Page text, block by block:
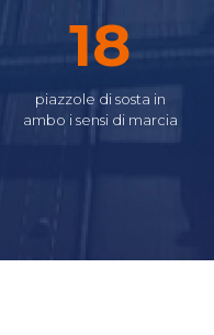
23
piazzole di sosta in
ambo i sensi di marcia